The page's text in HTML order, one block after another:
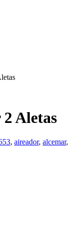
Aletas
, aireador, alcemar,